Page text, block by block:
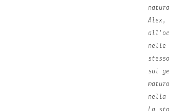
Alex,
nelle
sui
nella